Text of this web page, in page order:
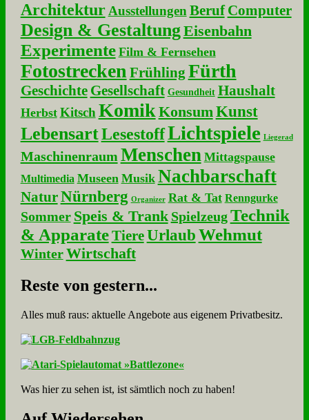
Architektur Ausstellungen Beruf Computer
Design & GestaltungEisenbahn
Experimente Film & Fernsehen
Fotostrecken Frühling Fürth
Geschichte Gesellschaft Gesundheit Haushalt
Herbst Kitsch Komik KonsumKunst
LebensartLesestoffLichtspiele Liegerad
Maschinenraum Menschen Mittagspause
Multimedia Museen Musik Nachbarschaft
NaturNürnberg Organizer Rat & Tat Renngurke
Sommer Speis & Trank Spielzeug Technik
& Apparate Tiere UrlaubWehmut
Winter Wirtschaft
Re­ste von ge­stern...
Alles muß raus: aktuelle An­ge­bo­te aus eigenem Privatbesitz.
Was hier zu sehen ist, ist sämt­lich noch zu haben!